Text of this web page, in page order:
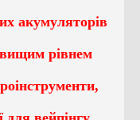
акумуляторів
рівнем